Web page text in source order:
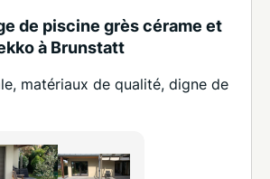
de piscine grès cérame et
à Brunstatt
matériaux de qualité, digne de